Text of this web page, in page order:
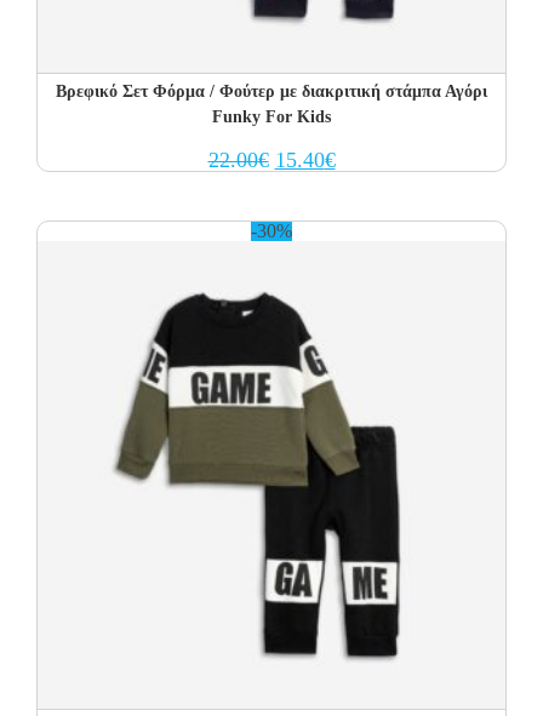
Βρεφικό Σετ Φόρμα / Φούτερ με διακριτική στάμπα Αγόρι
Funky For Kids
22.00€ Original
price
15.40€Current
price
-30%